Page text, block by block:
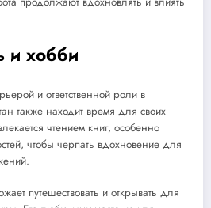
и хобби
и ответственной роли в
также находит время для своих
чтением книг, особенно
чтобы черпать вдохновение для
путешествовать и открывать для